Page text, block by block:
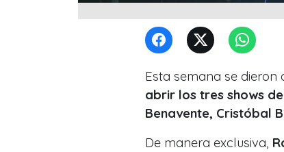
Esta semana se dieron
abrir los tres shows
Benavente, Cristóbal
De manera exclusiva,